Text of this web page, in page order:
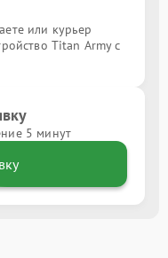
или курьер
Titan Army с
5 минут